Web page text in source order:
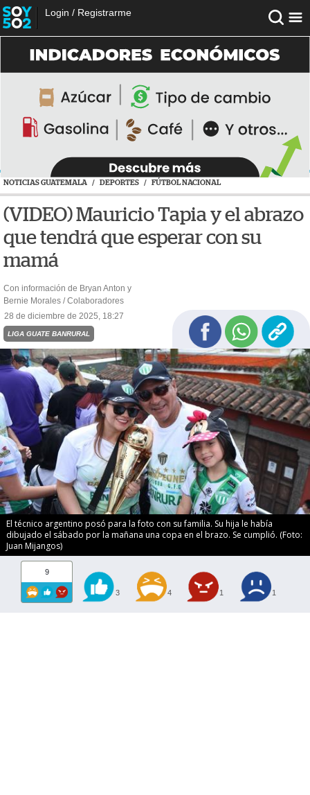
Login / Registrarme
NOTICIAS GUATEMALA / DEPORTES / FÚTBOL NACIONAL
(VIDEO) Mauricio Tapia y el abrazo
que tendrá que esperar con su
mamá
Con información de Bryan Anton y
Bernie Morales / Colaboradores
28 de diciembre de 2025, 18:27
LIGA GUATE BANRURAL
El técnico argentino posó para la foto con su familia. Su hija le había
dibujado el sábado por la mañana una copa en el brazo. Se cumplió. (Foto:
Juan Mijangos)
9
3 4 1 1